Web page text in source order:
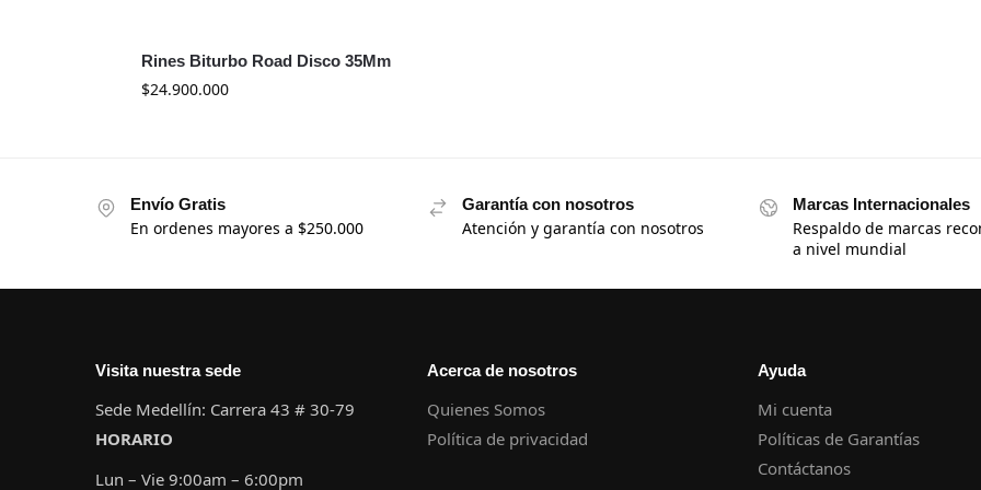
Rines Biturbo Road Disco 35Mm
$24.900.000
Envío Gratis
En ordenes mayores a $250.000
Garantía con nosotros
Atención y garantía con nosotros
Marcas Internacionales
Respaldo de marcas
a nivel mundial
Visita nuestra sede
Sede Medellín: Carrera 43 # 30-79
HORARIO
Lun – Vie 9:00am – 6:00pm
Acerca de nosotros
Quienes Somos
Política de privacidad
Ayuda
Mi cuenta
Políticas de Garantías
Contáctanos